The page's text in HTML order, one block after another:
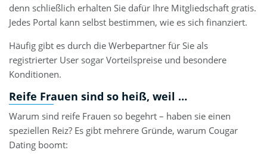
denn schließlich erhalten Sie dafür Ihre Mitgliedschaft gratis.
Jedes Portal kann selbst bestimmen, wie es sich finanziert.
Häufig gibt es durch die Werbepartner für Sie als
registrierter User sogar Vorteilspreise und besondere
Konditionen.
Reife Frauen sind so heiß, weil …
Warum sind reife Frauen so begehrt – haben sie einen
speziellen Reiz? Es gibt mehrere Gründe, warum Cougar
Dating boomt: